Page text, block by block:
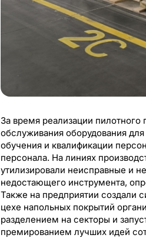
За время реализации пилотного
обслуживания оборудования
обучения и квалификации
персонала. На линиях
утилизировали неисправные и
недостающего инструмента,
Также на предприятии создали
цехе напольных покрытий
разделением на секторы и
премированием лучших идей